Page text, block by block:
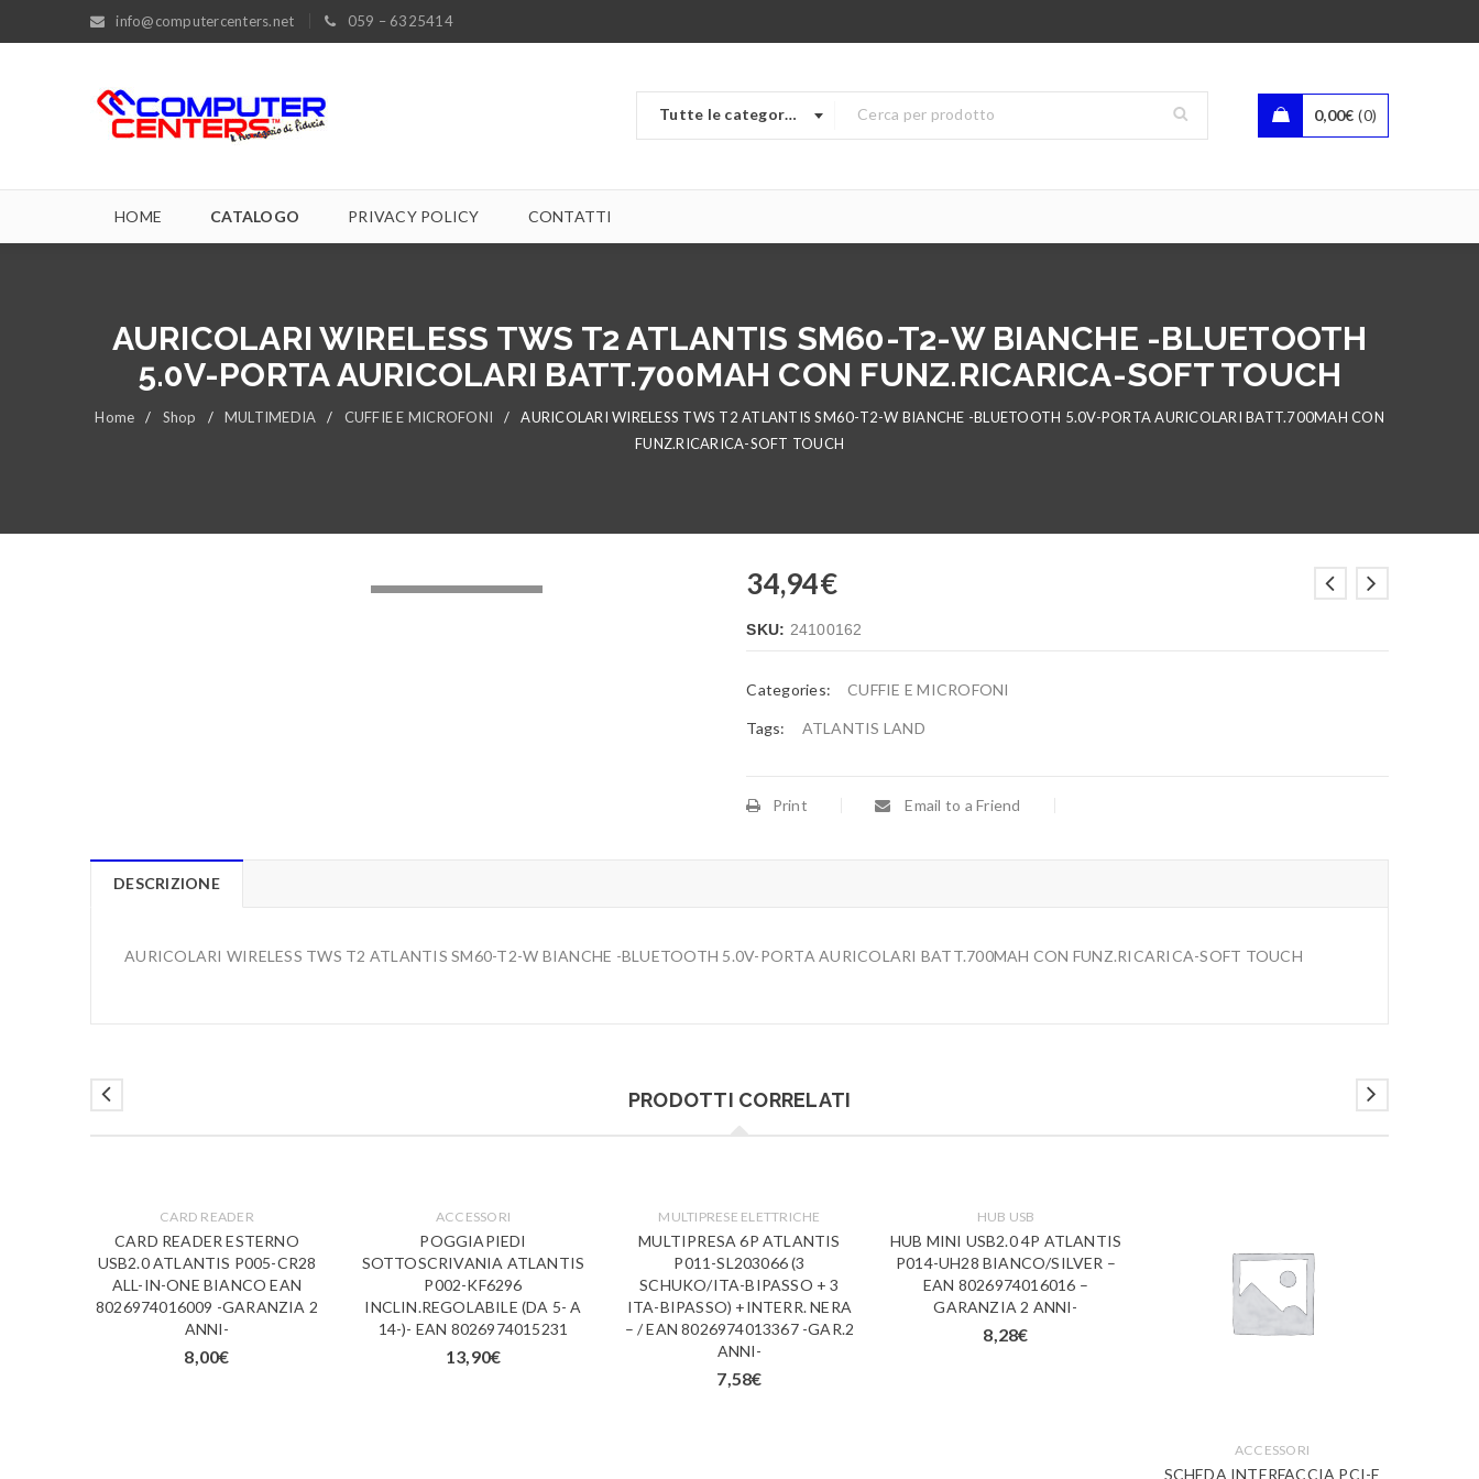
info@computercenters.net 059 – 6325414
Tutte le categorie 0,00€ 0
HOME CATALOGO PRIVACY POLICY CONTATTI
AURICOLARI WIRELESS TWS T2 ATLANTIS SM60-T2-W BIANCHE -BLUETOOTH
5.0V-PORTA AURICOLARI BATT.700MAH CON FUNZ.RICARICA-SOFT TOUCH
Home / Shop / MULTIMEDIA / CUFFIE E MICROFONI /
AURICOLARI WIRELESS TWS T2 ATLANTIS SM60-T2-W BIANCHE -BLUETOOTH 5.0V-PORTA AURICOLARI BATT.700MAH CON
FUNZ.RICARICA-SOFT TOUCH
34,94€
SKU: 24100162
Categories: CUFFIE E MICROFONI
Tags: ATLANTIS LAND
Print Email to a Friend
DESCRIZIONE
AURICOLARI WIRELESS TWS T2 ATLANTIS SM60-T2-W BIANCHE -BLUETOOTH 5.0V-PORTA AURICOLARI BATT.700MAH CON FUNZ.RICARICA-SOFT TOUCH
PRODOTTI CORRELATI
CARD READER
CARD READER ESTERNO
USB2.0 ATLANTIS P005-CR28
ALL-IN-ONE BIANCO EAN
8026974016009 -GARANZIA 2
ANNI-
8,00€
ACCESSORI
POGGIAPIEDI
SOTTOSCRIVANIA ATLANTIS
P002-KF6296
INCLIN.REGOLABILE (DA 5- A
14-)- EAN 8026974015231
13,90€
MULTIPRESE ELETTRICHE
MULTIPRESA 6P ATLANTIS
P011-SL203066 (3
SCHUKO/ITA-BIPASSO + 3
ITA-BIPASSO) +INTERR. NERA
– / EAN 8026974013367 -GAR.2
ANNI-
7,58€
HUB USB
HUB MINI USB2.0 4P ATLANTIS
P014-UH28 BIANCO/SILVER –
EAN 8026974016016 –
GARANZIA 2 ANNI-
8,28€
ACCESSORI
SCHEDA INTERFACCIA PCI-E